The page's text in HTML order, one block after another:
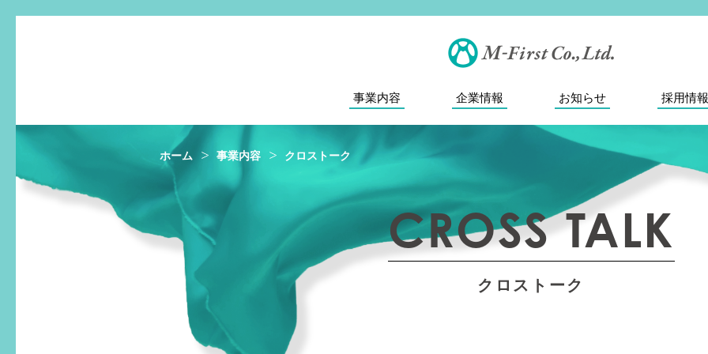
事業内容 企業情報 お知らせ 採用情報
ホーム 事業内容 クロストーク
CROSS TALK
クロストーク